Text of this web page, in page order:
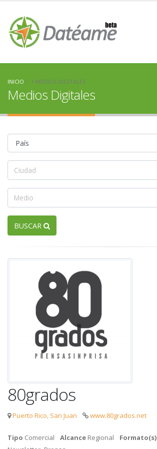
INICIO MEDIOS DIGITALES
Medios Digitales
BUSCAR
80grados
Puerto Rico, San Juan www.80grados.net
Tipo Comercial Alcance Regional Formato(s)